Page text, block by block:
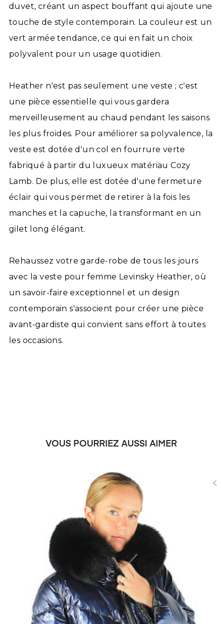
duvet, créant un aspect bouffant qui ajoute une
touche de style contemporain. La couleur est un
vert armée tendance, ce qui en fait un choix
polyvalent pour un usage quotidien.
Heather n'est pas seulement une veste ; c'est
une pièce essentielle qui vous gardera
merveilleusement au chaud pendant les saisons
les plus froides. Pour améliorer sa polyvalence, la
veste est dotée d'un col en fourrure verte
fabriqué à partir du luxueux matériau Cozy
Lamb. De plus, elle est dotée d'une fermeture
éclair qui vous permet de retirer à la fois les
manches et la capuche, la transformant en un
gilet long élégant.
Rehaussez votre garde-robe de tous les jours
avec la veste pour femme Levinsky Heather, où
un savoir-faire exceptionnel et un design
contemporain s'associent pour créer une pièce
avant-gardiste qui convient sans effort à toutes
les occasions.
VOUS POURRIEZ AUSSI AIMER